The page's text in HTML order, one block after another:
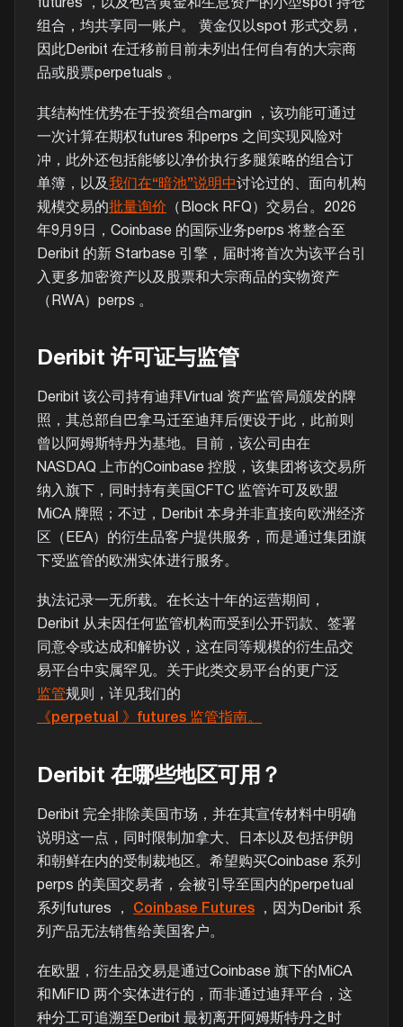
futures ，以及包含黄金和生息资产的小型spot 持仓
组合，均共享同一账户。 黄金仅以spot 形式交易，
因此Deribit 在迁移前目前未列出任何自有的大宗商
品或股票perpetuals 。
其结构性优势在于投资组合margin ，该功能可通过
一次计算在期权futures 和perps 之间实现风险对
冲，此外还包括能够以净价执行多腿策略的组合订
单簿，以及 我们在“暗池”说明中讨论过的、面向机构
规模交易的批量询价 （Block RFQ）交易台。2026
年9月9日，Coinbase 的国际业务perps 将整合至
Deribit 的新 Starbase 引擎，届时将首次为该平台引
入更多加密资产以及股票和大宗商品的实物资产
（RWA）perps 。
Deribit 许可证与监管
Deribit 该公司持有迪拜Virtual 资产监管局颁发的牌
照，其总部自巴拿马迁至迪拜后便设于此，此前则
曾以阿姆斯特丹为基地。目前，该公司由在
NASDAQ 上市的Coinbase 控股，该集团将该交易所
纳入旗下，同时持有美国CFTC 监管许可及欧盟
MiCA 牌照；不过，Deribit 本身并非直接向欧洲经济
区（EEA）的衍生品客户提供服务，而是通过集团旗
下受监管的欧洲实体进行服务。
执法记录一无所载。在长达十年的运营期间，
Deribit 从未因任何监管机构而受到公开罚款、签署
同意令或达成和解协议，这在同等规模的衍生品交
易平台中实属罕见。关于此类交易平台的更广泛
监管规则，详见我们的
《perpetual 》futures 监管指南。
Deribit 在哪些地区可用？
Deribit 完全排除美国市场，并在其宣传材料中明确
说明这一点，同时限制加拿大、日本以及包括伊朗
和朝鲜在内的受制裁地区。希望购买Coinbase 系列
perps 的美国交易者，会被引导至国内的perpetual
系列futures ， Coinbase Futures ，因为Deribit 系
列产品无法销售给美国客户。
在欧盟，衍生品交易是通过Coinbase 旗下的MiCA
和MiFID 两个实体进行的，而非通过迪拜平台，这
种分工可追溯至Deribit 最初离开阿姆斯特丹之时